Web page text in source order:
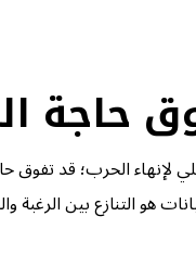
حاجة
لإنهاء الحرب؛ قد
هو التنازع بين